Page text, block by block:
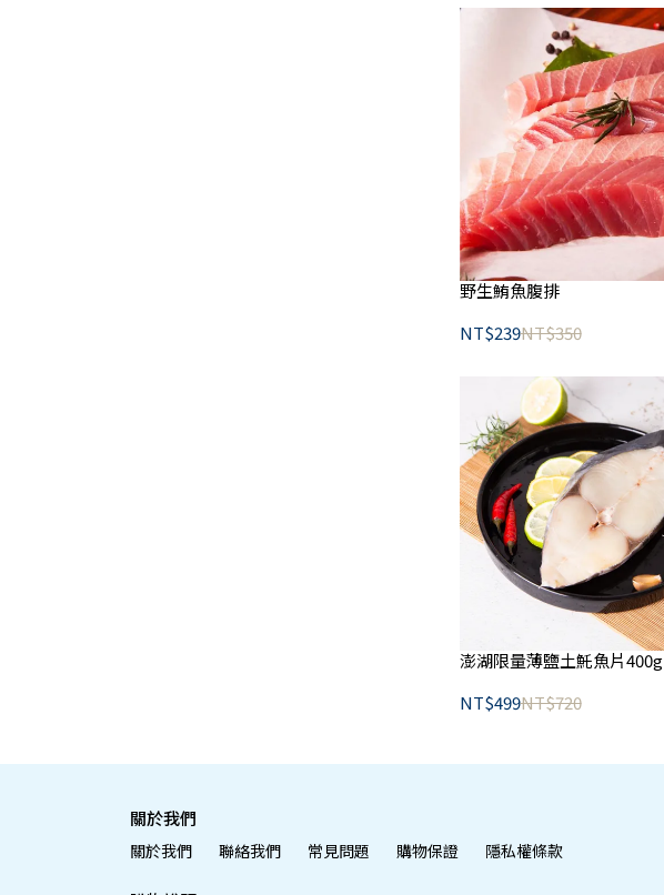
野生鮪魚腹排
NT$239NT$350
澎湖限量薄鹽土魠魚片400g
NT$499NT$720
關於我們
關於我們 聯絡我們 常見問題 購物保證 隱私權條款